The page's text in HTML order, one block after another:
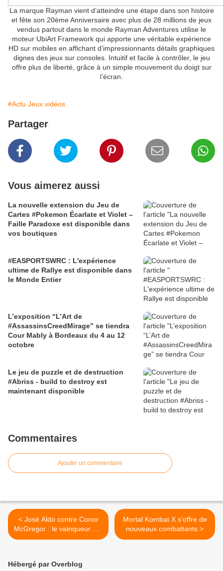
La marque Rayman vient d’atteindre une étape dans son histoire
et fête son 20ème Anniversaire avec plus de 28 millions de jeux
vendus partout dans le monde Rayman Adventures utilise le
moteur UbiArt Framework qui apporte une véritable expérience
HD sur mobiles en affichant d’impressionnants détails graphiques
dignes des jeux sur consoles. Intuitif et facile à contrôler, le jeu
offre plus de liberté, grâce à un simple mouvement du doigt sur
l’écran.
#Actu Jeux vidéos
Partager
Vous aimerez aussi
La nouvelle extension du Jeu de
Cartes #Pokemon Écarlate et Violet –
Faille Paradoxe est disponible dans
vos boutiques
#EASPORTSWRC : L'expérience
ultime de Rallye est disponible dans
le Monde Entier
L’exposition “L’Art de
#AssassinsCreedMirage” se tiendra
Cour Mably à Bordeaux du 4 au 12
octobre
Le jeu de puzzle et de destruction
#Abriss - build to destroy est
maintenant disponible
Commentaires
Ajouter un commentaire
< José Aldo contre Conor
McGregor : le vainqueur sur
la jaquette du jeu
Mortal Kombat X s'offre de
nouveaux combattants >
Hébergé par Overblog